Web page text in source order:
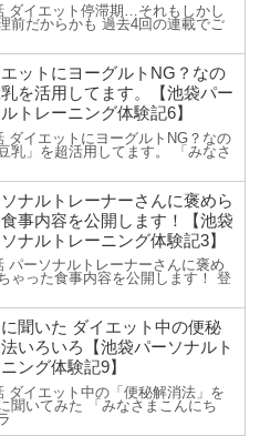
ダイエット停滞期…それもしかし
前だからかも 過去4回の連載でご
ットにヨーグルトNG？なの
を活用してます。【池袋パー
トレーニング体験記6】
ダイエットにヨーグルトNG？なの
乳」を超活用してます。 「みなさ
ナルトレーナーさんに褒めら
事内容を公開します！【池袋
ナルトレーニング体験記3】
パーソナルトレーナーさんに褒め
ゃった食事内容を公開します！ 登
聞いた ダイエット中の便秘
いろいろ【池袋パーソナルト
ング体験記9】
ダイエット中の「便秘解消法」を
聞いてみた 「みなさまこんにち